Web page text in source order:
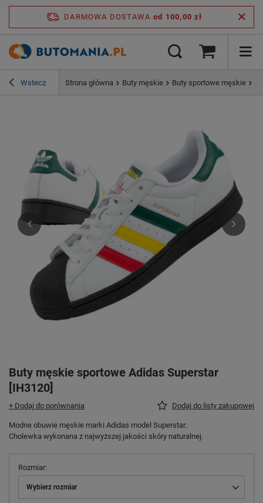
DARMOWA DOSTAWA od 100,00 zł
Wstecz Strona główna Buty męskie Buty sportowe męskie
Buty męskie sportowe Adidas Superstar
[IH3120]
+ Dodaj do porównania Dodaj do listy zakupowej
Modne obuwie męskie marki Adidas model Superstar.
Cholewka wykonana z najwyższej jakości skóry naturalnej.
Rozmiar
Wybierz rozmiar